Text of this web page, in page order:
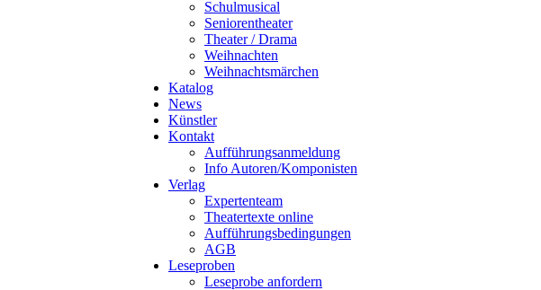
Schulmusical
Seniorentheater
Theater / Drama
Weihnachten
Weihnachtsmärchen
Katalog
News
Künstler
Kontakt
Aufführungsanmeldung
Info Autoren/Komponisten
Verlag
Expertenteam
Theatertexte online
Aufführungsbedingungen
AGB
Leseproben
Leseprobe anfordern